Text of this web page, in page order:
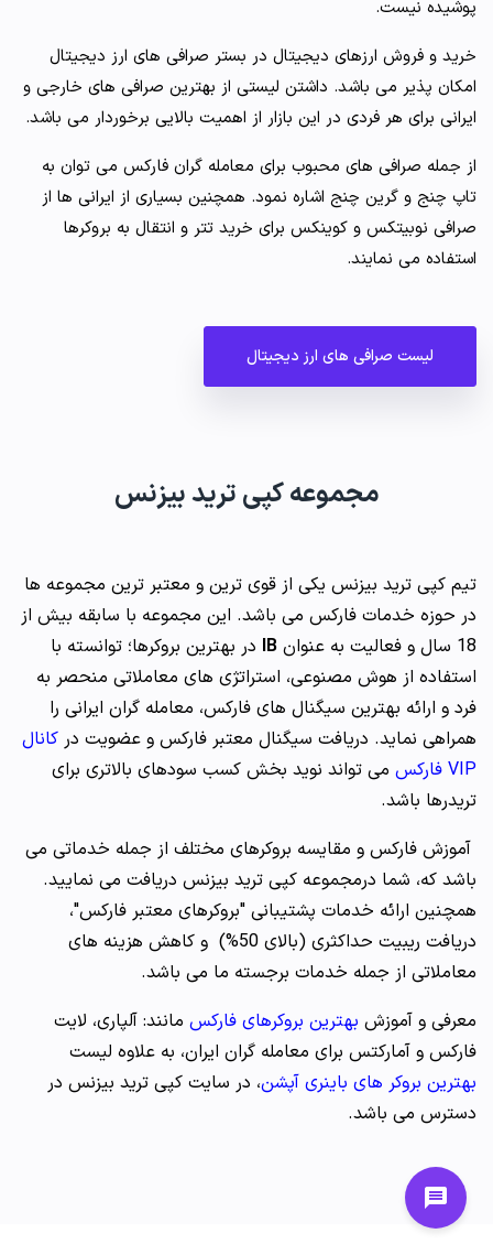
پوشیده نیست.
خرید و فروش ارزهای دیجیتال در بستر صرافی های ارز دیجیتال
امکان پذیر می باشد. داشتن لیستی از بهترین صرافی های خارجی و
ایرانی برای هر فردی در این بازار از اهمیت بالایی برخوردار می باشد.
از جمله صرافی های محبوب برای معامله گران فارکس می توان به
تاپ چنج و گرین چنج اشاره نمود. همچنین بسیاری از ایرانی ها از
صرافی نوبیتکس و کوینکس برای خرید تتر و انتقال به بروکرها
استفاده می نمایند.
لیست صرافی های ارز دیجیتال
مجموعه کپی ترید بیزنس
تیم کپی ترید بیزنس یکی از قوی ترین و معتبر ترین مجموعه ها
در حوزه خدمات فارکس می باشد. این مجموعه با سابقه بیش از
18 سال و فعالیت به عنوان
IB در بهترین بروکرها؛ توانسته با
استفاده از هوش مصنوعی، استراتژی های معاملاتی منحصر به
فرد و ارائه بهترین سیگنال های فارکس، معامله گران ایرانی را
همراهی نماید. دریافت سیگنال معتبر فارکس و عضویت در کانال
VIP فارکس
می تواند نوید بخش کسب سودهای بالاتری برای
تریدرها باشد.
آموزش فارکس و مقایسه بروکرهای مختلف از جمله خدماتی می
باشد که، شما درمجموعه کپی ترید بیزنس دریافت می نمایید.
همچنین ارائه خدمات پشتیبانی "بروکرهای معتبر فارکس"،
دریافت ریبیت حداکثری (بالای 50%) و کاهش هزینه های
معاملاتی از جمله خدمات برجسته ما می باشد.
معرفی و آموزش بهترین بروکرهای فارکس مانند: آلپاری، لایت
فارکس و آمارکتس برای معامله گران ایران، به علاوه لیست
بهترین بروکر های باینری آپشن، در سایت کپی ترید بیزنس در
دسترس می باشد.